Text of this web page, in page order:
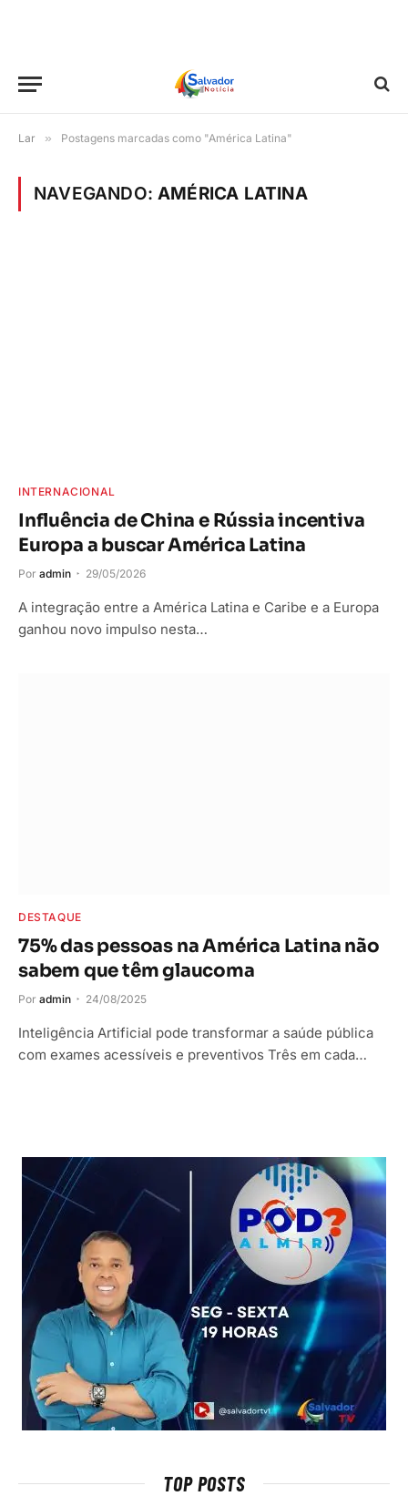
Lar » Postagens marcadas como "América Latina"
NAVEGANDO:AMÉRICA LATINA
INTERNACIONAL
Influência de China e Rússia incentiva
Europa a buscar América Latina
Por admin 29/05/2026
A integração entre a América Latina e Caribe e a Europa
ganhou novo impulso nesta…
DESTAQUE
75% das pessoas na América Latina não
sabem que têm glaucoma
Por admin 24/08/2025
Inteligência Artificial pode transformar a saúde pública
com exames acessíveis e preventivos Três em cada…
TOP POSTS